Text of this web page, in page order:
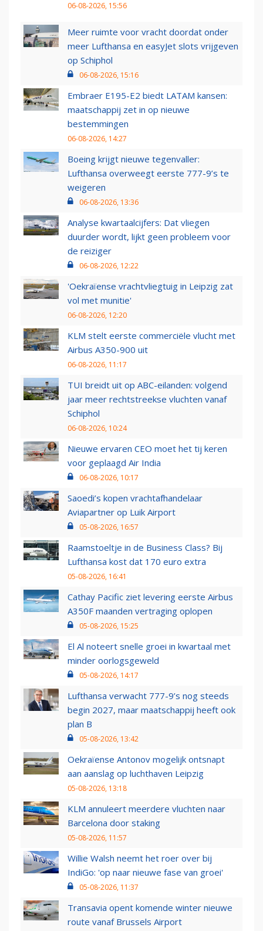
06-08-2026, 15:56
Meer ruimte voor vracht doordat onder
meer Lufthansa en easyJet slots vrijgeven
op Schiphol
06-08-2026, 15:16
Embraer E195-E2 biedt LATAM kansen:
maatschappij zet in op nieuwe
bestemmingen
06-08-2026, 14:27
Boeing krijgt nieuwe tegenvaller:
Lufthansa overweegt eerste 777-9’s te
weigeren
06-08-2026, 13:36
Analyse kwartaalcijfers: Dat vliegen
duurder wordt, lijkt geen probleem voor
de reiziger
06-08-2026, 12:22
'Oekraïense vrachtvliegtuig in Leipzig zat
vol met munitie'
06-08-2026, 12:20
KLM stelt eerste commerciële vlucht met
Airbus A350-900 uit
06-08-2026, 11:17
TUI breidt uit op ABC-eilanden: volgend
jaar meer rechtstreekse vluchten vanaf
Schiphol
06-08-2026, 10:24
Nieuwe ervaren CEO moet het tij keren
voor geplaagd Air India
06-08-2026, 10:17
Saoedi’s kopen vrachtafhandelaar
Aviapartner op Luik Airport
05-08-2026, 16:57
Raamstoeltje in de Business Class? Bij
Lufthansa kost dat 170 euro extra
05-08-2026, 16:41
Cathay Pacific ziet levering eerste Airbus
A350F maanden vertraging oplopen
05-08-2026, 15:25
El Al noteert snelle groei in kwartaal met
minder oorlogsgeweld
05-08-2026, 14:17
Lufthansa verwacht 777-9’s nog steeds
begin 2027, maar maatschappij heeft ook
plan B
05-08-2026, 13:42
Oekraïense Antonov mogelijk ontsnapt
aan aanslag op luchthaven Leipzig
05-08-2026, 13:18
KLM annuleert meerdere vluchten naar
Barcelona door staking
05-08-2026, 11:57
Willie Walsh neemt het roer over bij
IndiGo: 'op naar nieuwe fase van groei'
05-08-2026, 11:37
Transavia opent komende winter nieuwe
route vanaf Brussels Airport